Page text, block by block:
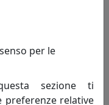
per le
sezione ti
preferenze relative